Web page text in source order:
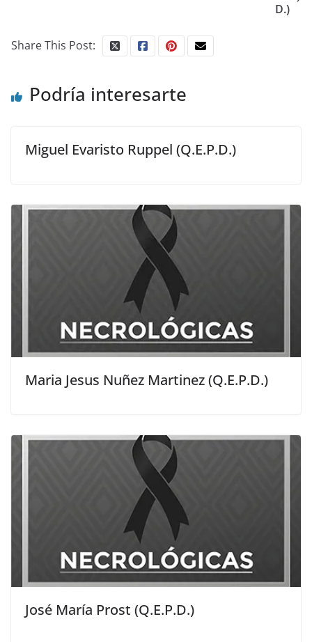
D.)
Share This Post:
Podría interesarte
Miguel Evaristo Ruppel (Q.E.P.D.)
Maria Jesus Nuñez Martinez (Q.E.P.D.)
José María Prost (Q.E.P.D.)